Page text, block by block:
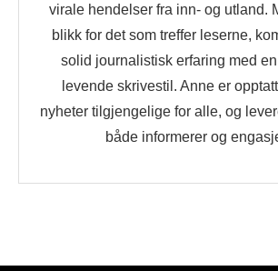
virale hendelser fra inn- og utland.
blikk for det som treffer leserne,
solid journalistisk erfaring med
levende skrivestil. Anne er
nyheter tilgjengelige for alle, og
både informerer og